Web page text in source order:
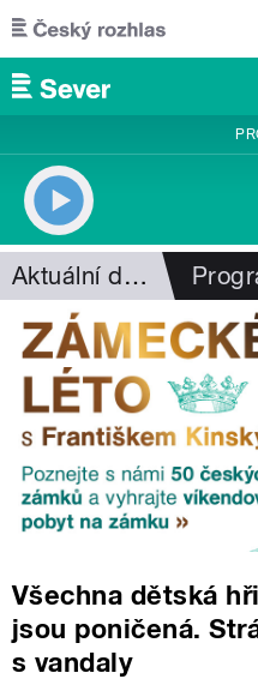
Přejít k hlavnímu obsahu
Aktuální dění
Všechna dětská
jsou poničená.
s vandaly